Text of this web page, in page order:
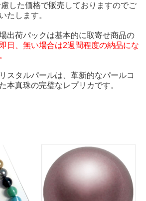
した価格で販売しておりますのでご
たします。
出荷パックは基本的に取寄せ商品の
日、無い場合は2週間程度の納品にな
スタルパールは、革新的なパールコ
本真珠の完璧なレプリカです。